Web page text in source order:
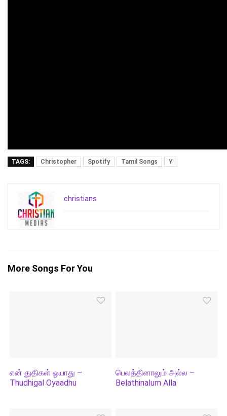
TAGS: Christopher Spotify Tamil Songs Y
christians
More Songs For You
என் துதிகள் ஓயாது –
Thudhigal Oyaadhu
பெலத்தினாலும் அல்ல –
Belathinalum Alla